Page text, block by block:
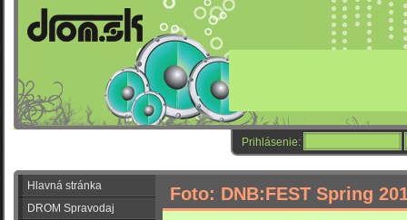
Prihlásenie:
Hlavná stránka
DROM Spravodaj
Foto: DNB:FEST Spring